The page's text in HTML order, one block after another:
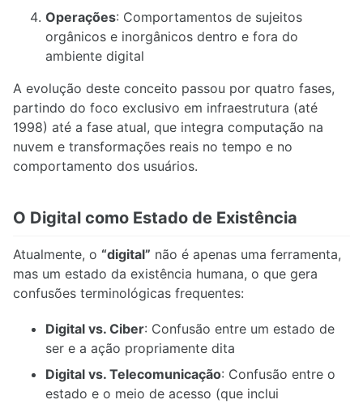
Operações: Comportamentos de sujeitos
orgânicos e inorgânicos dentro e fora do
ambiente digital
A evolução deste conceito passou por quatro fases,
partindo do foco exclusivo em infraestrutura (até
1998) até a fase atual, que integra computação na
nuvem e transformações reais no tempo e no
comportamento dos usuários.
O Digital como Estado de Existência
Atualmente, o “digital” não é apenas uma ferramenta,
mas um estado da existência humana, o que gera
confusões terminológicas frequentes:
Digital vs. Ciber: Confusão entre um estado de
ser e a ação propriamente dita
Digital vs. Telecomunicação: Confusão entre o
estado e o meio de acesso (que inclui